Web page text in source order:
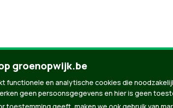
groenopwijk.be
functionele en analytische cookies die
geen persoonsgegevens en hier is geen